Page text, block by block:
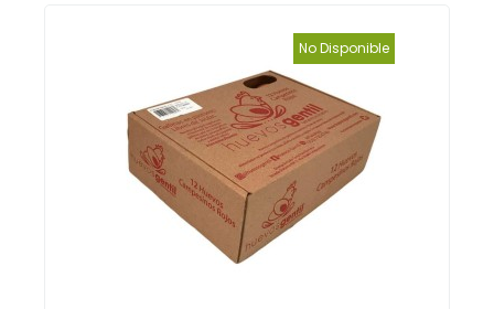
No Disponible